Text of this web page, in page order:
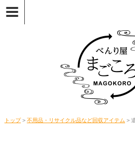
トップ> 不用品・リサイクル品など回収アイテム >